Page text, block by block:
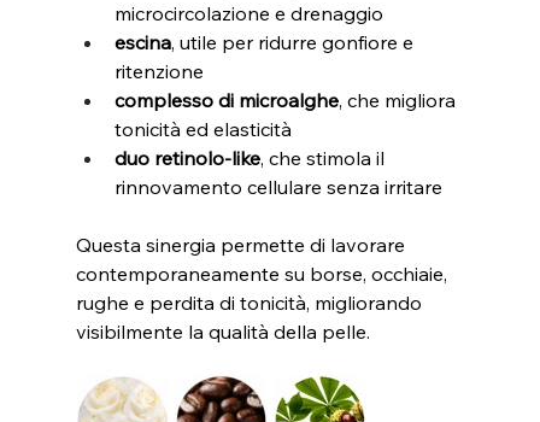
microcircolazione e drenaggio
escina, utile per ridurre gonfiore e
ritenzione
complesso di microalghe, che migliora
tonicità ed elasticità
duo retinolo-like, che stimola il
rinnovamento cellulare senza irritare
Questa sinergia permette di lavorare
contemporaneamente su borse, occhiaie,
rughe e perdita di tonicità, migliorando
visibilmente la qualità della pelle.